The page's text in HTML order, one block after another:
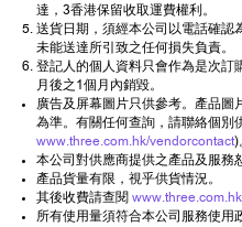
達，3香港保留收取運費權利。
送貨日期，須經本公司以電話確認
未能送達所引致之任何損失負責。
登記人的個人資料只會作為是次訂
月後之1個月內銷毀。
廣告及屏幕圖片只供參考。產品圖
為準。有關任何查詢，請聯絡個別
www.three.com.hk/vendorcontact)
本公司對供應商提供之產品及服務
產品貨量有限，視乎供貨情況。
其後收費請查閱 www.three.com.hk
所有使用量須符合本公司服務使用